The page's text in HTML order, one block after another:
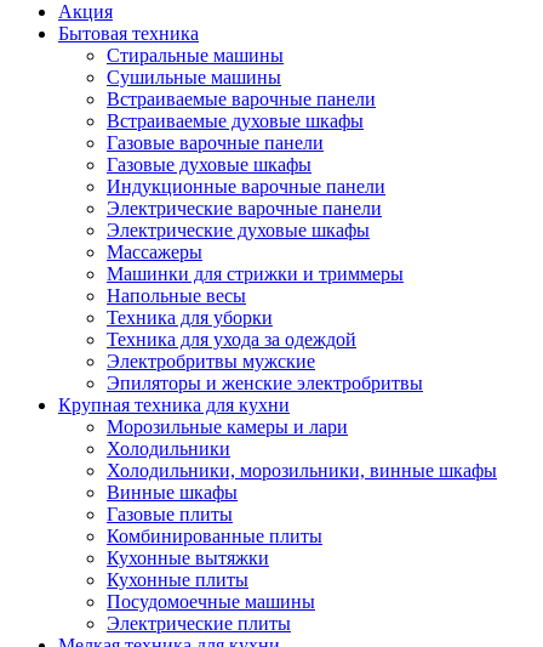
Акция
Бытовая техника
Стиральные машины
Сушильные машины
Встраиваемые варочные панели
Встраиваемые духовые шкафы
Газовые варочные панели
Газовые духовые шкафы
Индукционные варочные панели
Электрические варочные панели
Электрические духовые шкафы
Массажеры
Машинки для стрижки и триммеры
Напольные весы
Техника для уборки
Техника для ухода за одеждой
Электробритвы мужские
Эпиляторы и женские электробритвы
Крупная техника для кухни
Морозильные камеры и лари
Холодильники
Холодильники, морозильники, винные шкафы
Винные шкафы
Газовые плиты
Комбинированные плиты
Кухонные вытяжки
Кухонные плиты
Посудомоечные машины
Электрические плиты